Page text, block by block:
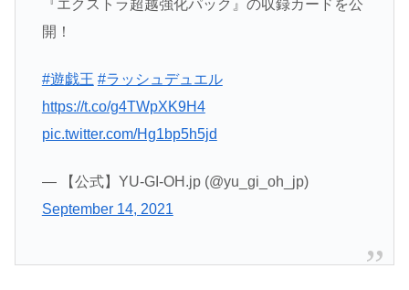
『エクストラ超越強化パック』の収録カードを公
開！
#遊戯王 #ラッシュデュエル
https://t.co/g4TWpXK9H4
pic.twitter.com/Hg1bp5h5jd
— 【公式】YU-GI-OH.jp (@yu_gi_oh_jp)
September 14, 2021